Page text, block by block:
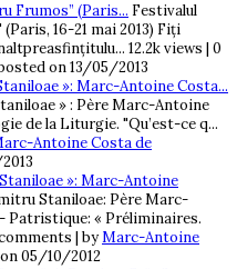
Frumos” (Paris... Festivalul
16-21 mai 2013) Fiţi
12.2k views | 0
on 13/05/2013
»: Marc-Antoine Costa...
» : Père Marc-Antoine
de la Liturgie. "Qu’est-ce q...
Antoine Costa de
»: Marc-Antoine
Staniloae: Père Marc-
Patristique: « Préliminaires.
| byMarc-Antoine
05/10/2012